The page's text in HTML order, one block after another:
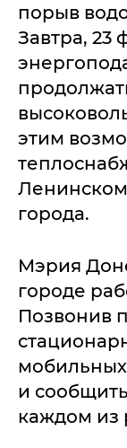
порыв
Завтра, 23
этим
города.
Мэрия
городе
Позвонив
и
каждом из